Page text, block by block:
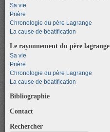
Sa vie
Prière
Chronologie du père Lagrange
La cause de béatification
Le rayonnement du père lagrange
Sa vie
Prière
Chronologie du père Lagrange
La cause de béatification
Bibliographie
Contact
Rechercher